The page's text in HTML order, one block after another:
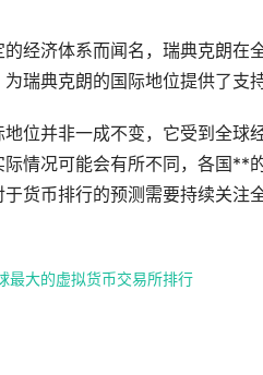
经济体系而闻名，瑞典克朗在
瑞典克朗的国际地位提供了支持
位并非一成不变，它受到全
情况可能会有所不同，各国**
货币排行的预测需要持续关注
最大的虚拟货币交易所排行